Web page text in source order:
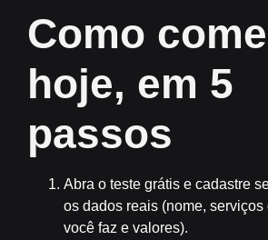
Como
hoje, em 5
passos
Abra o teste grátis e cadastre
os dados reais (nome,
você faz e valores).